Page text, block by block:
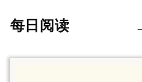
每日阅读